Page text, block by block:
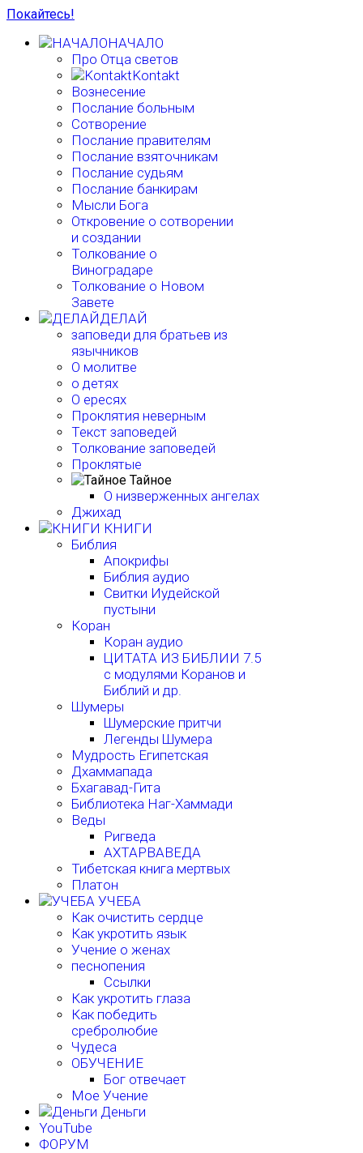
Покайтесь!
НАЧАЛО
Про Отца светов
Kontakt
Вознесение
Послание больным
Сотворение
Послание правителям
Послание взяточникам
Послание судьям
Послание банкирам
Мысли Бога
Откровение о сотворении
и создании
Толкование о
Виноградаре
Толкование о Новом
Завете
ДЕЛАЙ
заповеди для братьев из
язычников
О молитве
о детях
О ересях
Проклятия неверным
Текст заповедей
Толкование заповедей
Проклятые
Тайное
О низверженных ангелах
Джихад
КНИГИ
Библия
Апокрифы
Библия аудио
Свитки Иудейской
пустыни
Коран
Коран аудио
ЦИТАТА ИЗ БИБЛИИ 7.5
с модулями Коранов и
Библий и др.
Шумеры
Шумерские притчи
Легенды Шумера
Мудрость Египетская
Дхаммапада
Бхагавад-Гита
Библиотека Наг-Хаммади
Веды
Ригведа
АХТАРВАВЕДА
Тибетская книга мертвых
Платон
УЧЕБА
Как очистить сердце
Как укротить язык
Учение о женах
песнопения
Ссылки
Как укротить глаза
Как победить
сребролюбие
Чудеса
ОБУЧЕНИЕ
Бог отвечает
Мое Учение
Деньги
YouTube
ФОРУМ